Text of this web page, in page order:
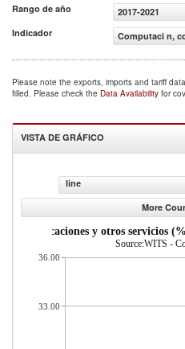
Rango de año
2017-2021
Indicador
Computaci n,
Please note the exports, imports and tariff
filled. Please check the Data Availability for
VISTA DE GRÁFICO
line
More
comunicaciones y otros servicios
Source:WITS -
36.00
33.00